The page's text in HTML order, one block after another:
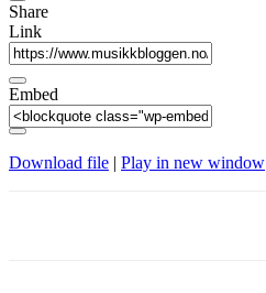
Share
Link
Embed
Download file | Play in new window